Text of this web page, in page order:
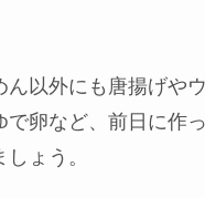
ん以外にも唐揚げや
で卵など、前日に作
ょう。